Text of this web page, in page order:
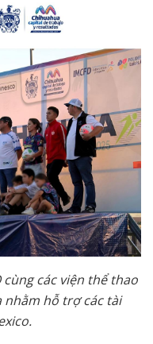
cùng các viện thể thao
nhằm hỗ trợ các tài